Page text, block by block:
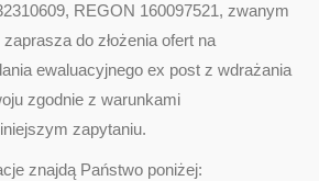
REGON 160097521, zwanym
do złożenia ofert na
ewaluacyjnego ex post z wdrażania
zgodnie z warunkami
zapytaniu.
znajdą Państwo poniżej: